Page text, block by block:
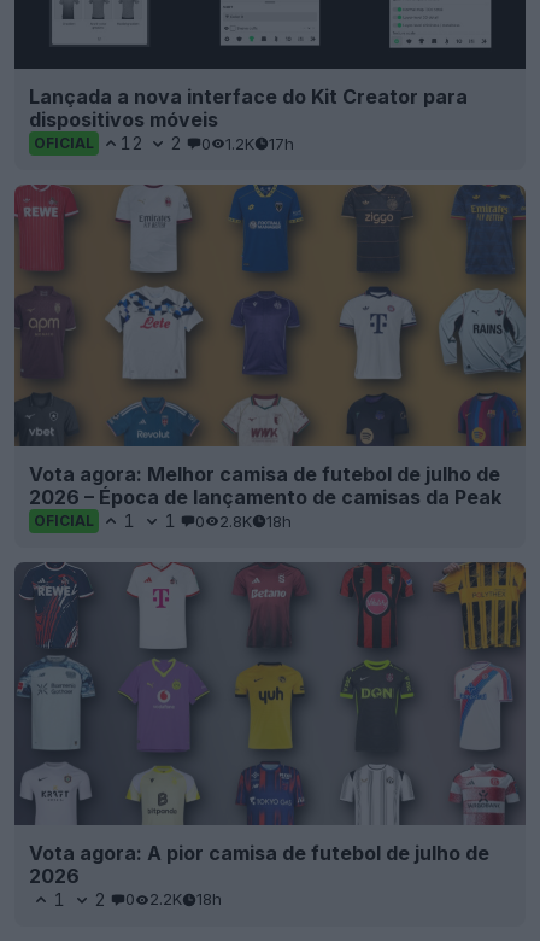
Lançada a nova interface do Kit Creator para
dispositivos móveis
OFICIAL 12 2 0 1.2K 17h
Vota agora: Melhor camisa de futebol de julho de
2026 – Época de lançamento de camisas da Peak
OFICIAL 1 1 0 2.8K 18h
Vota agora: A pior camisa de futebol de julho de
2026
1 2 0 2.2K 18h